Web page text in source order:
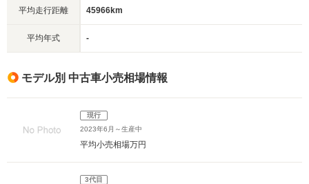
平均走行距離 45966km
平均年式 -
モデル別 中古車小売相場情報
現行
2023年6月～生産中
平均小売相場万円
3代目